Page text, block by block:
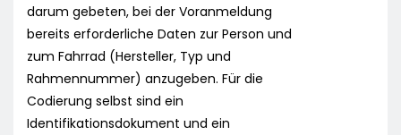
darum gebeten, bei der Voranmeldung
bereits erforderliche Daten zur Person und
zum Fahrrad (Hersteller, Typ und
Rahmennummer) anzugeben. Für die
Codierung selbst sind ein
Identifikationsdokument und ein